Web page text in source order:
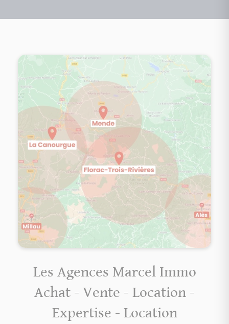
Les Agences Marcel Immo
Achat - Vente - Location -
Expertise - Location